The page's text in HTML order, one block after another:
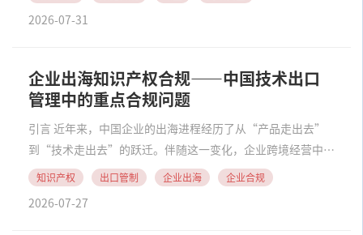
2026-07-31
企业出海知识产权合规——中国技术出口
管理中的重点合规问题
引言 近年来，中国企业的出海进程经历了从“产品走出去”
到“技术走出去”的跃迁。伴随这一变化，企业跨境经营中的
合规重心也发生了转变，知识产权合规变成了不可回避的议
知识产权 出口管制 企业出海 企业合规
2026-07-27